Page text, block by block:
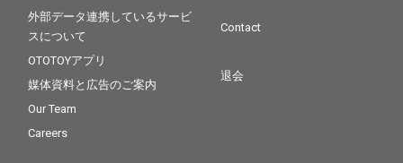
外部データ連携しているサービ
スについて
OTOTOYアプリ
媒体資料と広告のご案内
Our Team
Careers
Contact
退会